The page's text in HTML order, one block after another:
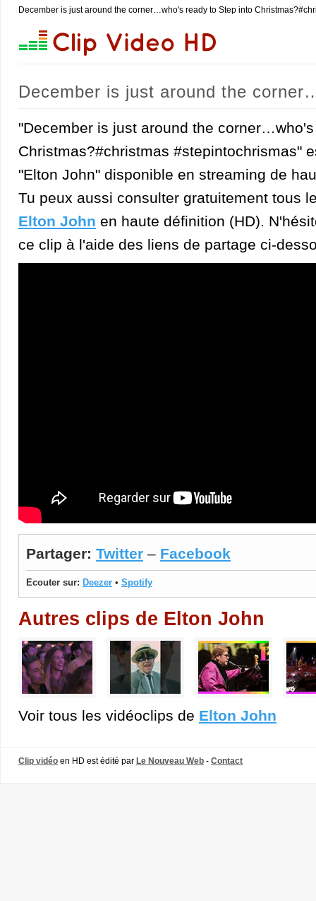
December is just around the corner…who's ready to Step into
December is just around the
#christmas #stepintochrismas
"December is just around the
Christmas?#christmas #stepintochrismas"
"Elton John" disponible en streaming de
Tu peux aussi consulter gratuitement tous
Elton John en haute définition (HD).
ce clip à l'aide des liens de partage ci-
Partager: Twitter – Facebook
Ecouter sur: Deezer • Spotify
Autres clips de Elton John
Voir tous les vidéoclips de Elton John
Clip vidéo en HD est édité par Le Nouveau Web - Contact